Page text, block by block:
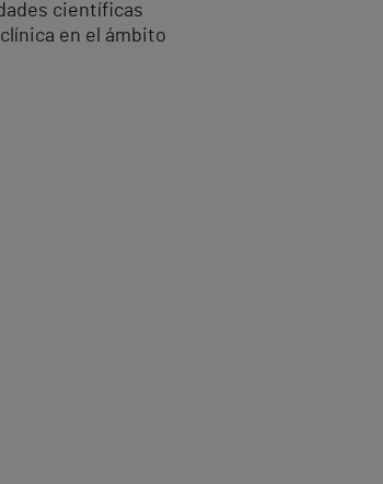
científicas
en el ámbito